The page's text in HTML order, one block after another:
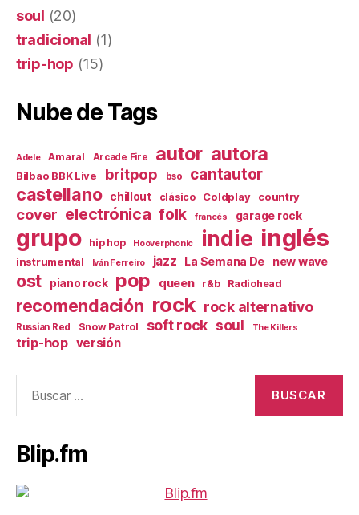
soul (20)
tradicional (1)
trip-hop (15)
Nube de Tags
Adele Amaral Arcade Fire autor autora
Bilbao BBK Live britpop bso cantautor
castellano chillout clásico Coldplay country
cover electrónica folk francés garage rock
grupo hip hop Hooverphonic indie inglés
instrumental Iván Ferreiro jazz La Semana De new wave
ost piano rock pop queen r&b Radiohead
recomendación rock rock alternativo
Russian Red Snow Patrol soft rock soul The Killers
trip-hop versión
Blip.fm